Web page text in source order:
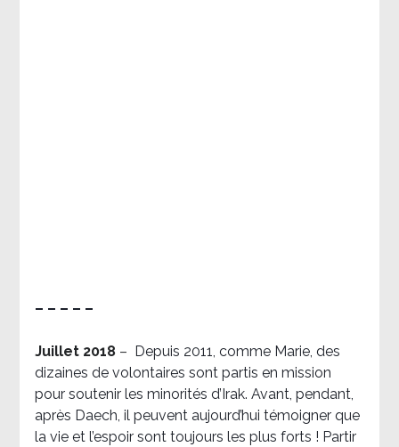
– – – – –
Juillet 2018 –
Depuis 2011, comme Marie, des
dizaines de volontaires sont partis en mission
pour soutenir les minorités d’Irak. Avant, pendant,
après Daech, il peuvent aujourd’hui témoigner que
la vie et l’espoir sont toujours les plus forts ! Partir